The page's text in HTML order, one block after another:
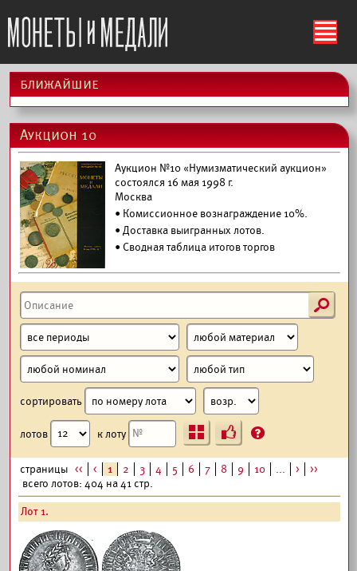
ś
ближайшие
Аукцион 10
Аукцион №10 «Нумизматический аукцион»
состоялся 16 мая 1998 г.
Москва
• Комиссионное вознаграждение 10%.
•Доставка выигранных лотов.
• Сводная таблица итогов торгов
s
сортировать
лотов к лоту Ъ ?
страницы << < 1 2 3 4 5 6 7 8 9 10 ... >
>>
всего лотов: 404 на 41 стр.
Лот 1.